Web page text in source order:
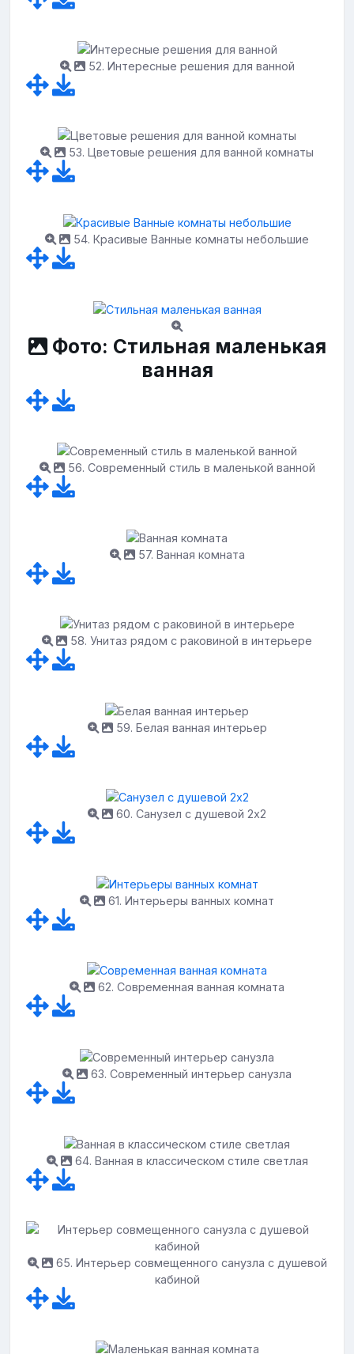
52. Интересные решения для ванной
53. Цветовые решения для ванной комнаты
54. Красивые Ванные комнаты небольшие
Фото: Стильная маленькая
ванная
56. Современный стиль в маленькой ванной
57. Ванная комната
58. Унитаз рядом с раковиной в интерьере
59. Белая ванная интерьер
60. Санузел с душевой 2х2
61. Интерьеры ванных комнат
62. Современная ванная комната
63. Современный интерьер санузла
64. Ванная в классическом стиле светлая
65. Интерьер совмещенного санузла с душевой
кабиной